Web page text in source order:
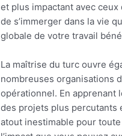
et plus impactant avec
de s’immerger dans la vie
globale de votre travail
La maîtrise du turc ouvre
nombreuses organisations
opérationnel. En apprenant
des projets plus percutants
atout inestimable pour